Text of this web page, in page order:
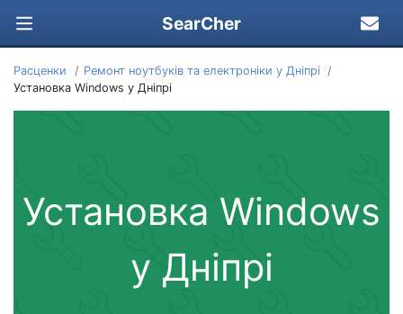
SearCher
Расценки
Ремонт ноутбуків та електроніки у Дніпрі
Установка Windows у Дніпрі
Установка Windows
у Дніпрі